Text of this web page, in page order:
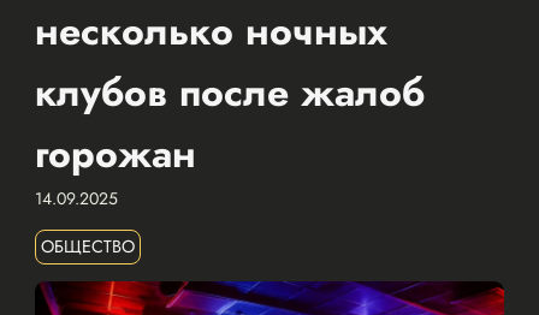
несколько ночных
клубов после жалоб
горожан
14.09.2025
ОБЩЕСТВО